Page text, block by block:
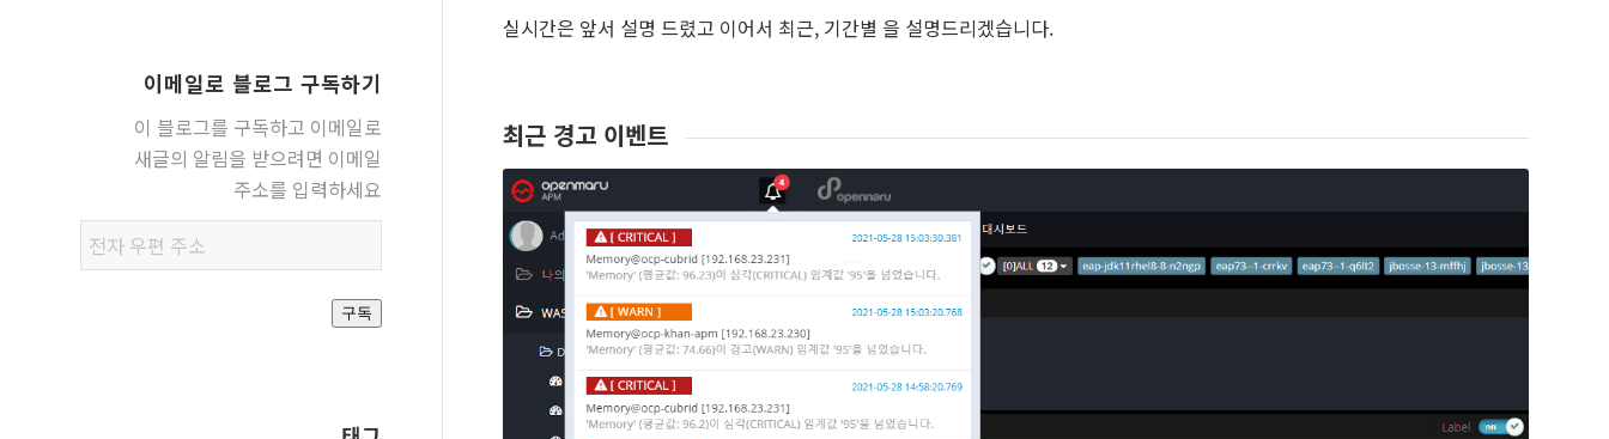
실시간은 앞서 설명 드렸고 이어서 최근, 기간별 을 설명드리겠습니다.
최근 경고 이벤트
이메일로 블로그 구독하기
이 블로그를 구독하고 이메일로
새글의 알림을 받으려면 이메일
주소를 입력하세요
우편
주소
구독